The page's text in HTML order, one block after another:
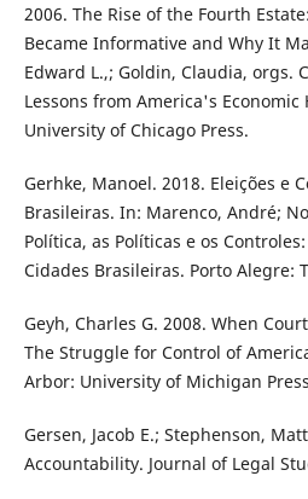
2006. The Rise of the Fourth
Became Informative and Why It
Edward L.,; Goldin, Claudia, orgs.
Lessons from America's Economic
University of Chicago Press.
Gerhke, Manoel. 2018. Eleições e
Brasileiras. In: Marenco, André;
Política, as Políticas e os
Cidades Brasileiras. Porto Alegre:
Geyh, Charles G. 2008. When
The Struggle for Control of
Arbor: University of Michigan
Gersen, Jacob E.; Stephenson,
Accountability. Journal of Legal